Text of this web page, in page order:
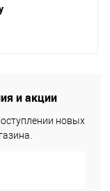
и акции
новых